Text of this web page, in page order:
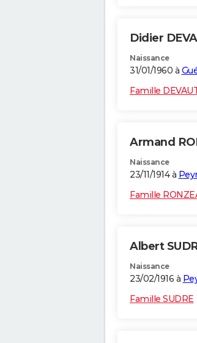
Didier
Naissance
31/01/1960 à
Famille
Armand
Naissance
23/11/1914 à
Famille
Albert
Naissance
23/02/1916 à
Famille SUDRE